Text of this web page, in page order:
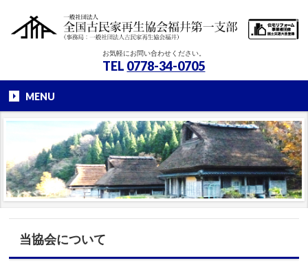
お気軽にお問い合わせください。
TEL 0778-34-0705
MENU
当協会について